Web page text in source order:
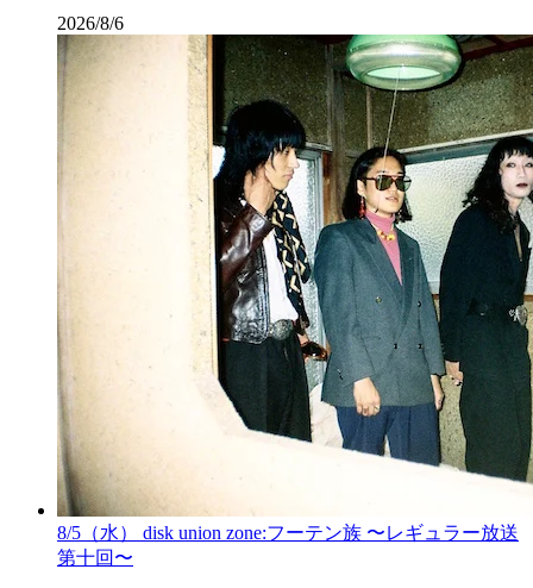
2026/8/6
8/5（水） disk union zone:フーテン族 〜レギュラー放送
第十回〜